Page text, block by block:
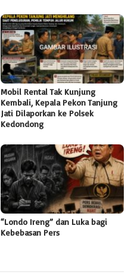
Mobil Rental Tak Kunjung
Kembali, Kepala Pekon Tanjung
Jati Dilaporkan ke Polsek
Kedondong
“Londo Ireng” dan Luka bagi
Kebebasan Pers